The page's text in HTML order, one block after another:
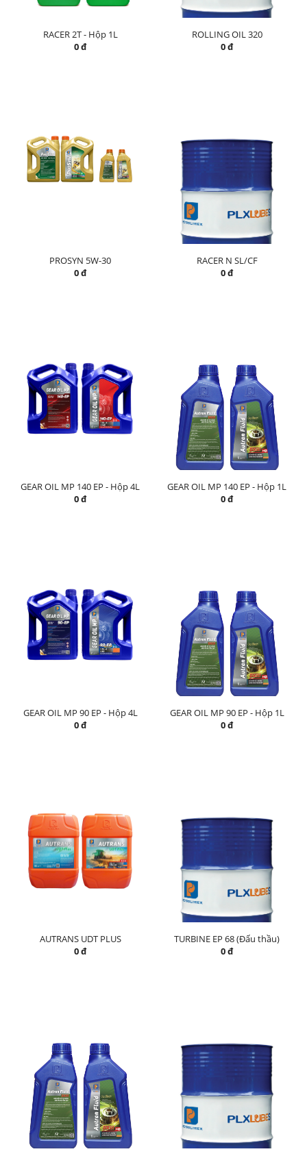
RACER 2T - Hộp 1L
0 đ
ROLLING OIL 320
0 đ
PROSYN 5W-30
0 đ
RACER N SL/CF
0 đ
GEAR OIL MP 140 EP - Hộp 4L
0 đ
GEAR OIL MP 140 EP - Hộp 1L
0 đ
GEAR OIL MP 90 EP - Hộp 4L
0 đ
GEAR OIL MP 90 EP - Hộp 1L
0 đ
AUTRANS UDT PLUS
0 đ
TURBINE EP 68 (Đấu thầu)
0 đ